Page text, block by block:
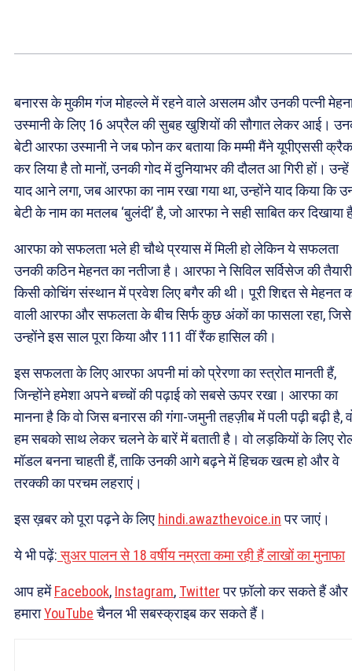
बनारस के मुकीम गंज मोहल्ले में रहने वाले असलम और उनकी पत्नी
उस्मानी के लिए 16 अप्रैल की सुबह खुशियों की सौगात लेकर आई।
बेटी आरफा उस्मानी ने जब फोन कर बताया कि मम्मी मैंने यूपीएससी क्रैक
कर लिया है तो मानों, उनकी गोद में दुनियाभर की दौलत आ गिरी हों। उन्हें
याद आने लगा, जब आरफा का नाम रखा गया था, उन्होंने याद किया कि
बेटी के नाम का मतलब ‘बुलंदी’ है, जो आरफा ने सही साबित कर दिखाया
आरफा को सफलता भले ही चौथे प्रयास में मिली हो लेकिन ये सफलता
उनकी कठिन मेहनत का नतीजा है। आरफा ने सिविल सर्विसेज की तैयारी
किसी कोचिंग संस्थान में प्रवेश लिए बगैर की थी। पूरी शिद्दत से मेहनत
वाली आरफा और सफलता के बीच सिर्फ कुछ अंकों का फासला रहा, जिसे
उन्होंने इस साल पूरा किया और 111 वीं रैंक हासिल की।
इस सफलता के लिए आरफा अपनी मां को प्रेरणा का स्त्रोत मानती हैं,
जिन्होंने हमेशा अपने बच्चों की पढ़ाई को सबसे ऊपर रखा। आरफा का
मानना है कि वो जिस बनारस की गंगा-जमुनी तहज़ीब में पली पढ़ी बढ़ी है,
हम सबको साथ लेकर चलने के बारें में बताती है। वो लड़कियों के लिए
मॉडल बनना चाहती हैं, ताकि उनकी आगे बढ़ने में हिचक खत्म हो और वे
तरक्की का परचम लहराएं।
इस ख़बर को पूरा पढ़ने के लिए hindi.awazthevoice.inपर जाएं।
ये भी पढ़ें:सुअर पालन से 18 वर्षीय नम्रता कमा रही हैं लाखों का मुनाफा
आप हमेंFacebook, Instagram, Twitterपर फ़ॉलो कर सकते हैं और
हमाराYouTubeचैनल भी सबस्क्राइब कर सकते हैं।